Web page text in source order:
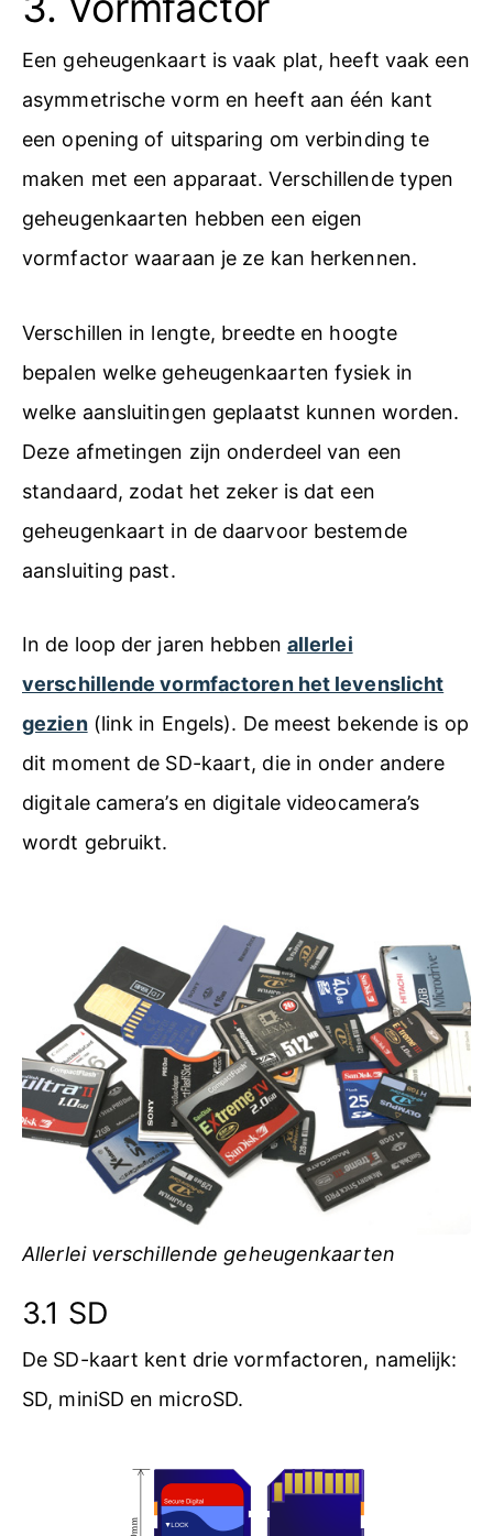
Een geheugenkaart is vaak plat, heeft vaak een
asymmetrische vorm en heeft aan één kant
een opening of uitsparing om verbinding te
maken met een apparaat. Verschillende typen
geheugenkaarten hebben een eigen
vormfactor waaraan je ze kan herkennen.
Verschillen in lengte, breedte en hoogte
bepalen welke geheugenkaarten fysiek in
welke aansluitingen geplaatst kunnen worden.
Deze afmetingen zijn onderdeel van een
standaard, zodat het zeker is dat een
geheugenkaart in de daarvoor bestemde
aansluiting past.
In de loop der jaren hebben allerlei
verschillende vormfactoren het levenslicht
gezien(link in Engels). De meest bekende is op
dit moment de SD-kaart, die in onder andere
digitale camera’s en digitale videocamera’s
wordt gebruikt.
Allerlei verschillende geheugenkaarten
3.1 SD
De SD-kaart kent drie vormfactoren, namelijk:
SD, miniSD en microSD.